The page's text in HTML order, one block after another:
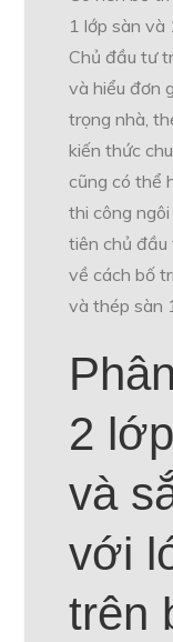
1 lớp sàn và
Chủ đầu tư
và hiểu đơn
trọng nhà,
kiến thức
cũng có thể
thi công
tiên chủ đầu
về cách bố
và thép sàn
2
và
với
trên